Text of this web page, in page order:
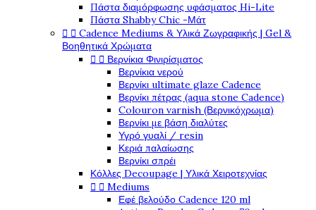
Πάστα διαμόρφωσης υφάσματος Hi-Lite
Πάστα Shabby Chic -Μάτ
  Cadence Mediums & Υλικά Ζωγραφικής | Gel &
Βοηθητικά Χρώματα
  Βερνίκια Φινιρίσματος
Βερνίκια νερού
Βερνίκι ultimate glaze Cadence
Βερνίκι πέτρας (aqua stone Cadence)
Colouron varnish (Βερνικόχρωμα)
Βερνίκι με βάση διαλύτες
Υγρό γυαλί / resin
Κεριά παλαίωσης
Βερνίκι σπρέι
Κόλλες Decoupage | Υλικά Χειροτεχνίας
  Mediums
Εφέ βελούδο Cadence 120 ml